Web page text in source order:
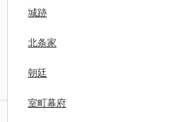
城跡
北条家
朝廷
室町幕府